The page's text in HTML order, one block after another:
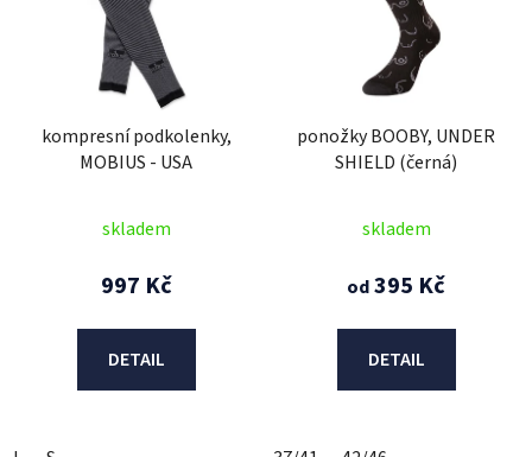
kompresní podkolenky,
MOBIUS - USA
skladem
997 Kč
DETAIL
ponožky BOOBY, UNDER
SHIELD (černá)
skladem
od395 Kč
DETAIL